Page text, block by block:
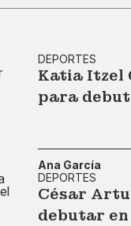
DEPORTES
Katia Itzel
para
Ana García
DEPORTES
César
debutar en